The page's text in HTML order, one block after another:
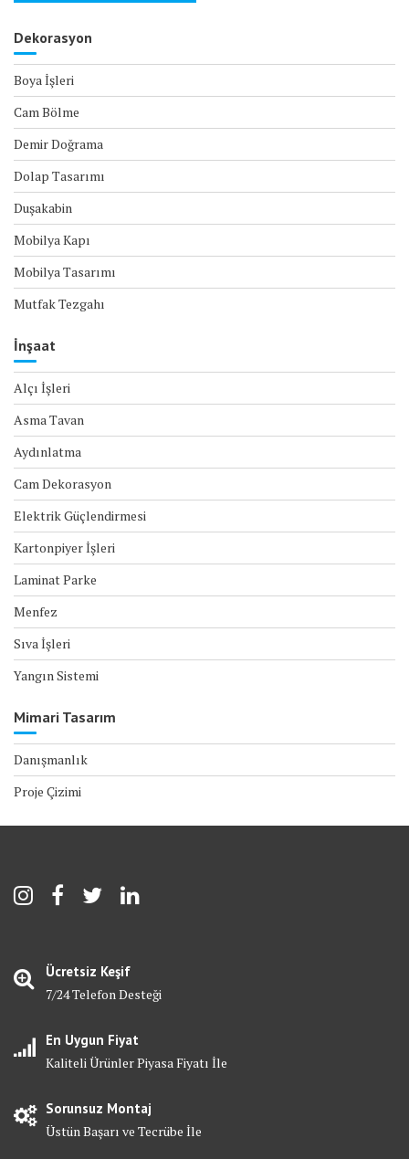
Dekorasyon
Boya İşleri
Cam Bölme
Demir Doğrama
Dolap Tasarımı
Duşakabin
Mobilya Kapı
Mobilya Tasarımı
Mutfak Tezgahı
İnşaat
Alçı İşleri
Asma Tavan
Aydınlatma
Cam Dekorasyon
Elektrik Güçlendirmesi
Kartonpiyer İşleri
Laminat Parke
Menfez
Sıva İşleri
Yangın Sistemi
Mimari Tasarım
Danışmanlık
Proje Çizimi
Ücretsiz Keşif
7/24 Telefon Desteği
En Uygun Fiyat
Kaliteli Ürünler Piyasa Fiyatı İle
Sorunsuz Montaj
Üstün Başarı ve Tecrübe İle